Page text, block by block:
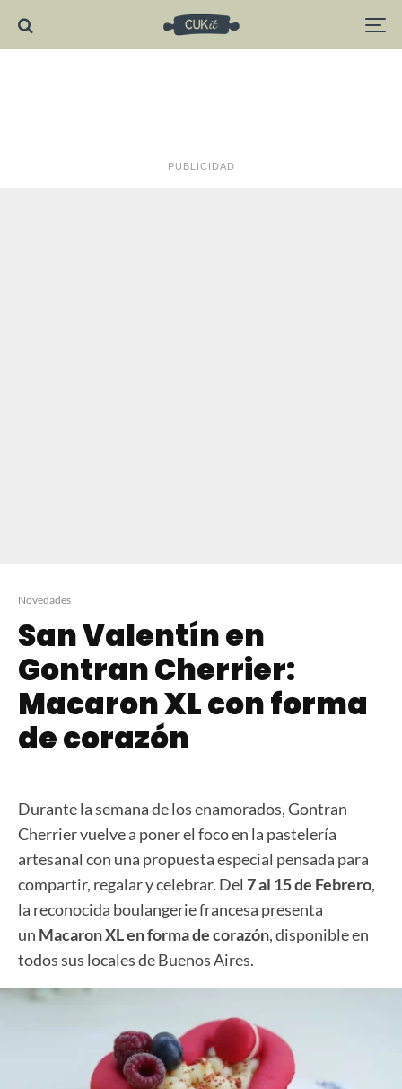
PUBLICIDAD
Novedades
San Valentín en
Gontran Cherrier:
Macaron XL con forma
de corazón
Durante la semana de los enamorados, Gontran
Cherrier vuelve a poner el foco en la pastelería
artesanal con una propuesta especial pensada para
compartir, regalar y celebrar. Del 7 al 15 de Febrero,
la reconocida boulangerie francesa presenta
un Macaron XL en forma de corazón, disponible en
todos sus locales de Buenos Aires.